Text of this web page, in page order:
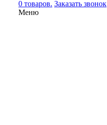
0 товаров. Заказать звонок
Меню